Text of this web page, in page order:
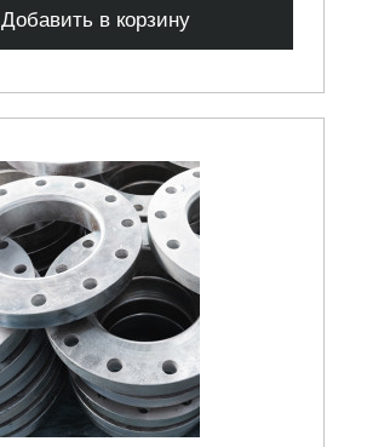
Добавить в корзину